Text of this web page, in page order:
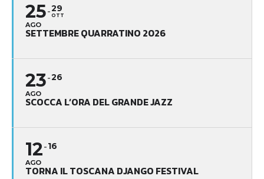
25
AGO
29
OTT
SETTEMBRE QUARRATINO 2026
23
AGO
26
SCOCCA L’ORA DEL GRANDE JAZZ
12
AGO
16
TORNA IL TOSCANA DJANGO FESTIVAL